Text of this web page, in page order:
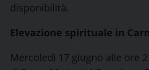
disponibilità.
Elevazione spirituale in
Mercoledì 17 giugno alle ore